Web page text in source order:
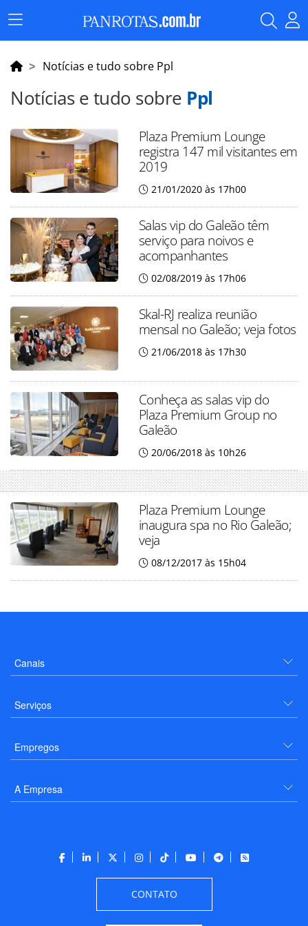
Menu
Principal
Notícias e tudo sobre Ppl
Notícias e tudo sobre Ppl
Plaza Premium Lounge
registra 147 mil visitantes em
2019
21/01/2020 às 17h00
Salas vip do Galeão têm
serviço para noivos e
acompanhantes
02/08/2019 às 17h06
Skal-RJ realiza reunião
mensal no Galeão; veja fotos
21/06/2018 às 17h30
Conheça as salas vip do
Plaza Premium Group no
Galeão
20/06/2018 às 10h26
Plaza Premium Lounge
inaugura spa no Rio Galeão;
veja
08/12/2017 às 15h04
Canais
Serviços
Empregos
A Empresa
CONTATO